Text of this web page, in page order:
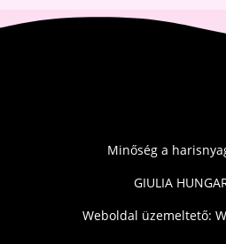
Minőség a
GIULIA
Weboldal üzemeltető: